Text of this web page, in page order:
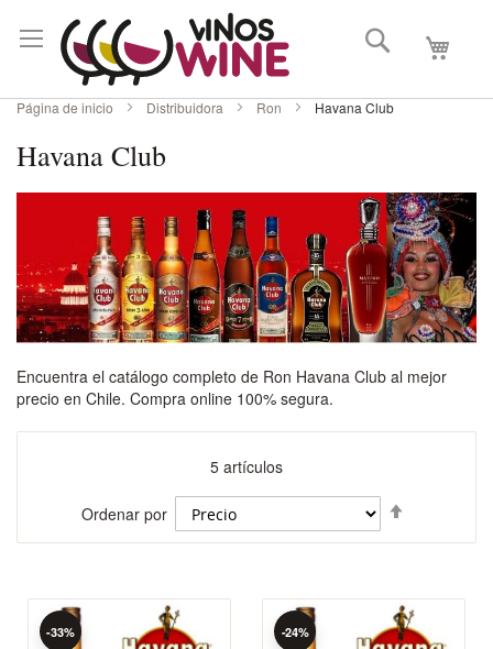
Mi
Buscar
Página de inicio Distribuidora Ron Havana Club
Havana Club
Encuentra el catálogo completo de Ron Havana Club al mejor
precio en Chile. Compra online 100% segura.
5 artículos
Ordenar por
-33% -24%